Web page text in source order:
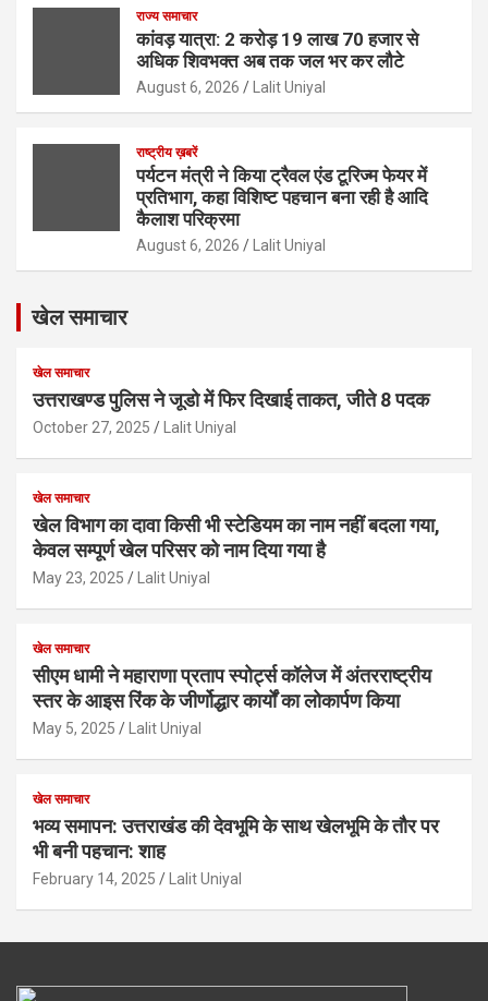
राज्य समाचार
कांवड़ यात्रा: 2 करोड़ 19 लाख 70 हजार से
अधिक शिवभक्त अब तक जल भर कर लौटे
August 6, 2026 Lalit Uniyal
राष्ट्रीय ख़बरें
पर्यटन मंत्री ने किया ट्रैवल एंड टूरिज्म फेयर में
प्रतिभाग, कहा विशिष्ट पहचान बना रही है आदि
कैलाश परिक्रमा
August 6, 2026 Lalit Uniyal
खेल समाचार
खेल समाचार
उत्तराखण्ड पुलिस ने जूडो में फिर दिखाई ताकत, जीते 8 पदक
October 27, 2025 Lalit Uniyal
खेल समाचार
खेल विभाग का दावा किसी भी स्टेडियम का नाम नहीं बदला गया,
केवल सम्पूर्ण खेल परिसर को नाम दिया गया है
May 23, 2025 Lalit Uniyal
खेल समाचार
सीएम धामी ने महाराणा प्रताप स्पोर्ट्स कॉलेज में अंतरराष्ट्रीय
स्तर के आइस रिंक के जीर्णोद्धार कार्यों का लोकार्पण किया
May 5, 2025 Lalit Uniyal
खेल समाचार
भव्य समापन: उत्तराखंड की देवभूमि के साथ खेलभूमि के तौर पर
भी बनी पहचान: शाह
February 14, 2025 Lalit Uniyal